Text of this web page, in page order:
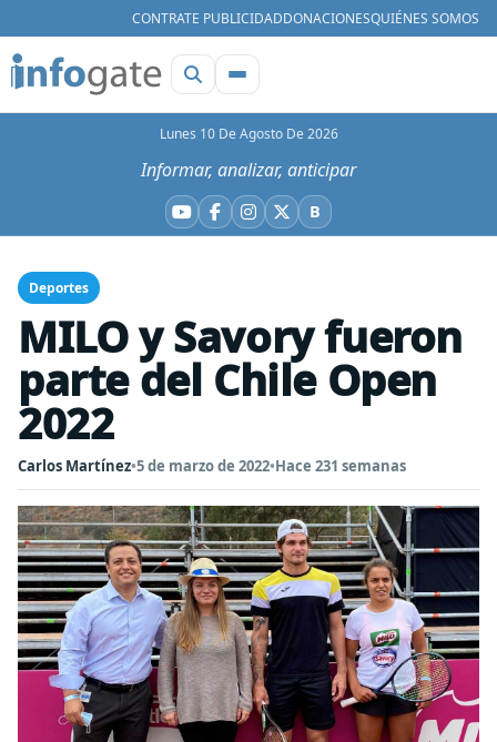
CONTRATE PUBLICIDADDONACIONESQUIÉNES SOMOS
Lunes 10 De Agosto De 2026
Informar, analizar, anticipar
YouTube
Facebook
Instagram
X BBluesky
Deportes
MILO y Savory fueron
parte del Chile Open
2022
Carlos Martínez•5 de marzo de 2022•Hace 231 semanas